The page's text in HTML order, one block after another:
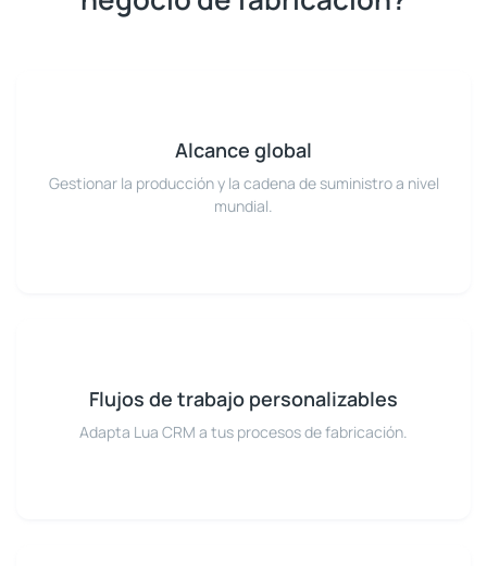
Alcance global
Gestionar la producción y la cadena de suministro a nivel
mundial.
Flujos de trabajo personalizables
Adapta Lua CRM a tus procesos de fabricación.